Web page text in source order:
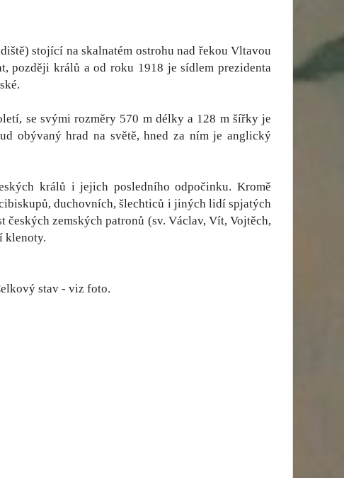
stojící na skalnatém ostrohu nad řekou Vltavou
později králů a od roku 1918 je sídlem prezidenta
se svými rozměry 570 m délky a 128 m šířky je
obývaný hrad na světě, hned za ním je anglický
králů i jejich posledního odpočinku. Kromě
duchovních, šlechticů i jiných lidí spjatých
zemských patronů (sv. Václav, Vít, Vojtěch,
klenoty.
stav - viz foto.